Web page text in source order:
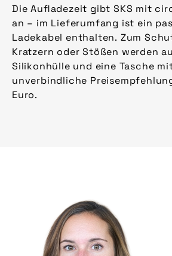
Die Aufladezeit gibt SKS mit
an – im Lieferumfang ist ein
Ladekabel enthalten. Zum
Kratzern oder Stößen werden
Silikonhülle und eine Tasche
unverbindliche
Euro.